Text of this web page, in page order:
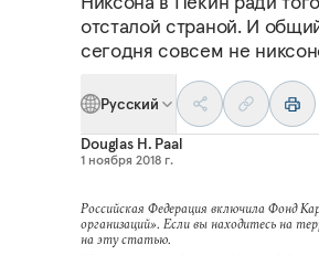
отсталой страной. И
сегодня совсем не
Русский
Douglas H. Paal
1 ноября 2018 г.
Российская Федерация включила Фонд
организаций». Если вы находитесь на
на эту статью.